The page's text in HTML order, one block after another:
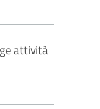
attività